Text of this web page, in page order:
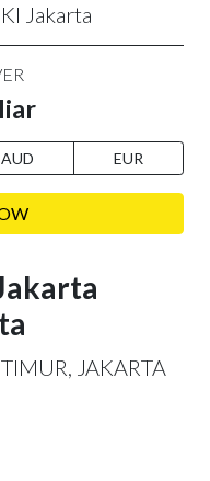
Jakarta
AUD EUR
JAKARTA